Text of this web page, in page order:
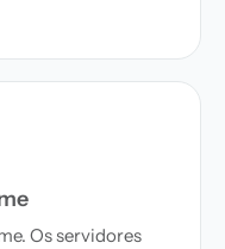
Os servidores